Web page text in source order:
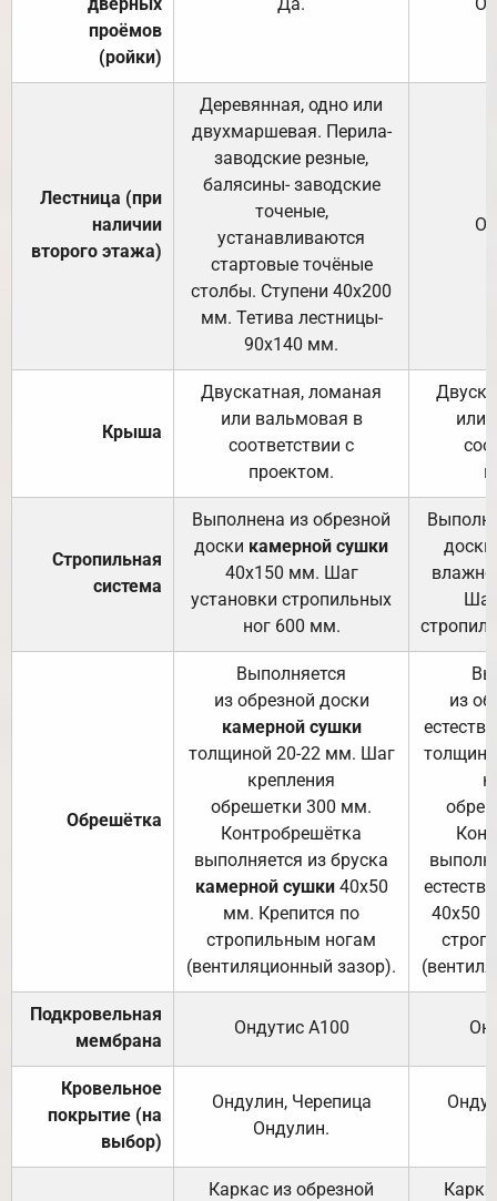
проёмов
(ройки)
Лестница (при
наличии
второго этажа)
Деревянная, одно или
двухмаршевая. Перила-
заводские резные,
балясины- заводские
точеные,
устанавливаются
стартовые точёные
столбы. Ступени 40х200
мм. Тетива лестницы-
90х140 мм.
Крыша
Двускатная, ломаная
или вальмовая в
соответствии с
проектом.
или
Стропильная
система
Выполнена из обрезной
доски камерной сушки
40х150 мм. Шаг
установки стропильных
ног 600 мм.
доски
Обрешётка
Выполняется
из обрезной доски
камерной сушки
толщиной 20-22 мм. Шаг
крепления
обрешетки 300 мм.
Контробрешётка
выполняется из бруска
камерной сушки40х50
мм. Крепится по
стропильным ногам
(вентиляционный зазор).
из
40х50
Подкровельная
мембрана
Ондутис А100
Кровельное
покрытие (на
выбор)
Ондулин, Черепица
Ондулин.
Каркас из обрезной